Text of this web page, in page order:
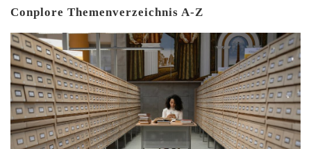
Conplore Themenverzeichnis A-Z